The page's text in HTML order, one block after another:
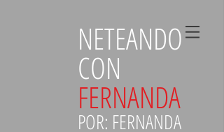
NETEANDO
CON
FERNANDA
POR: FERNANDA